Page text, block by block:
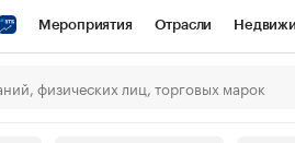
Мероприятия Отрасли